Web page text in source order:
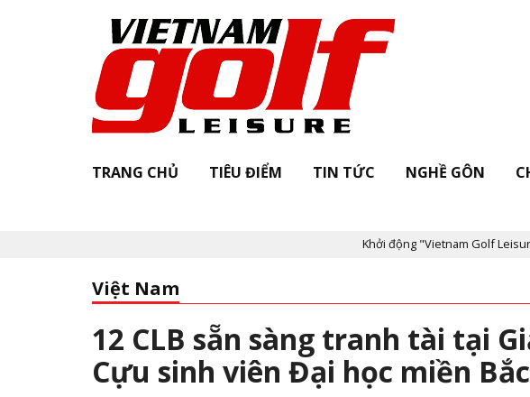
TRANG CHỦ TIÊU ĐIỂM TIN TỨC NGHỀ GÔN
Khởi động "Vietnam Golf Leisure Awards & AGIF
Việt Nam
12 CLB sẵn sàng tranh tài tại
Cựu sinh viên Đại học miền